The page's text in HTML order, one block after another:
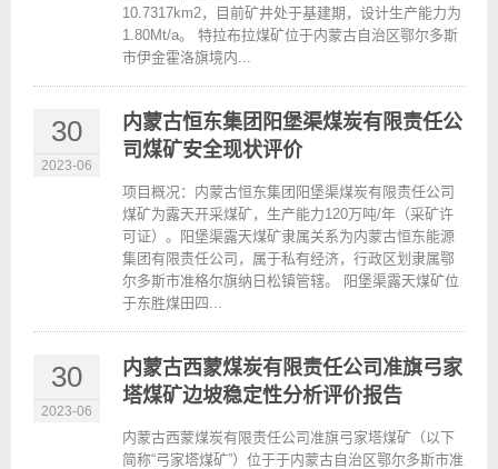
10.7317km2，目前矿井处于基建期，设计生产能力为
1.80Mt/a。 特拉布拉煤矿位于内蒙古自治区鄂尔多斯
市伊金霍洛旗境内...
30
2023-06
内蒙古恒东集团阳堡渠煤炭有限责任公
司煤矿安全现状评价
项目概况：内蒙古恒东集团阳堡渠煤炭有限责任公司
煤矿为露天开采煤矿，生产能力120万吨/年（采矿许
可证）。阳堡渠露天煤矿隶属关系为内蒙古恒东能源
集团有限责任公司，属于私有经济，行政区划隶属鄂
尔多斯市准格尔旗纳日松镇管辖。 阳堡渠露天煤矿位
于东胜煤田四...
30
2023-06
内蒙古西蒙煤炭有限责任公司准旗弓家
塔煤矿边坡稳定性分析评价报告
内蒙古西蒙煤炭有限责任公司准旗弓家塔煤矿（以下
简称“弓家塔煤矿”）位于于内蒙古自治区鄂尔多斯市准